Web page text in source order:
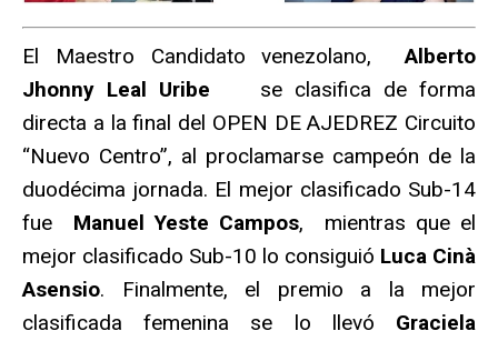
El Maestro Candidato venezolano,Alberto
Jhonny Leal Uribe
se clasifica de forma
directa a la final del OPEN DE AJEDREZ Circuito
“Nuevo Centro”, al proclamarse campeón de la
duodécima jornada. El mejor clasificado Sub-14
fue
Manuel Yeste Campos, mientras que el
mejor clasificado Sub-10 lo consiguió Luca Cinà
Asensio. Finalmente, el premio a la mejor
clasificada femenina se lo llevó Graciela